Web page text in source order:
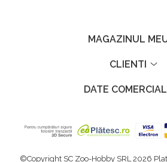
MAGAZINUL
CLIENTI
DATE
©Copyright SC Zoo-Hobby SRL 2026